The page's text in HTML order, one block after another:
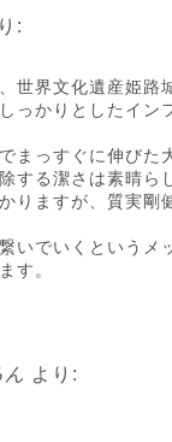
:
世界文化遺産姫路
っかりとしたイン
まっすぐに伸びた
する潔さは素晴ら
りますが、質実
いでいくというメ
す。
ん より: